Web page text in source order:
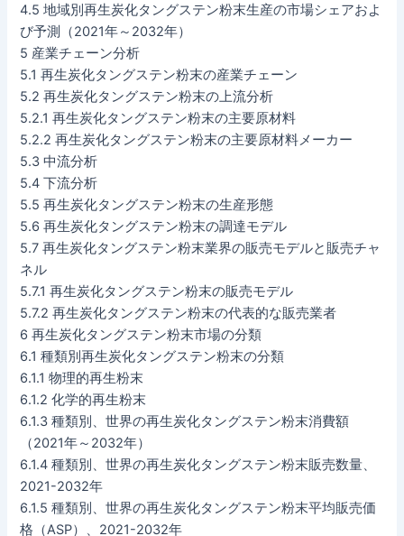
4.5 地域別再生炭化タングステン粉末生産の市場シェアおよ
び予測（2021年～2032年）
5 産業チェーン分析
5.1 再生炭化タングステン粉末の産業チェーン
5.2 再生炭化タングステン粉末の上流分析
5.2.1 再生炭化タングステン粉末の主要原材料
5.2.2 再生炭化タングステン粉末の主要原材料メーカー
5.3 中流分析
5.4 下流分析
5.5 再生炭化タングステン粉末の生産形態
5.6 再生炭化タングステン粉末の調達モデル
5.7 再生炭化タングステン粉末業界の販売モデルと販売チャ
ネル
5.7.1 再生炭化タングステン粉末の販売モデル
5.7.2 再生炭化タングステン粉末の代表的な販売業者
6 再生炭化タングステン粉末市場の分類
6.1 種類別再生炭化タングステン粉末の分類
6.1.1 物理的再生粉末
6.1.2 化学的再生粉末
6.1.3 種類別、世界の再生炭化タングステン粉末消費額
（2021年～2032年）
6.1.4 種類別、世界の再生炭化タングステン粉末販売数量、
2021-2032年
6.1.5 種類別、世界の再生炭化タングステン粉末平均販売価
格（ASP）、2021-2032年